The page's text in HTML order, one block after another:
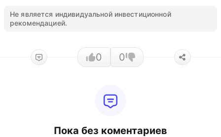
Не является индивидуальной инвестиционной
рекомендацией.
0 0
Пока без коментариев